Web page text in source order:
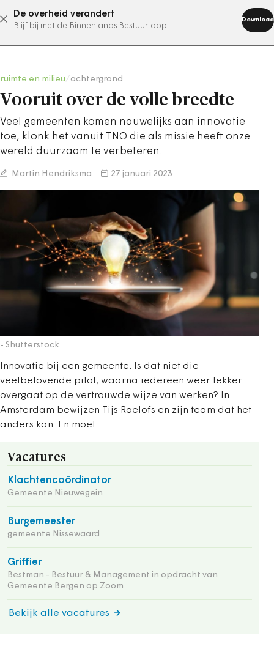
De overheid verandert
Blijf bij met de Binnenlands Bestuur app
Download
abonneer nu
ruimte en milieu achtergrond
Vooruit over de volle breedte
Veel gemeenten komen nauwelijks aan innovatie
toe, klonk het vanuit TNO die als missie heeft onze
wereld duurzaam te verbeteren.
Martin Hendriksma 27 januari 2023
- Shutterstock
Innovatie bij een gemeente. Is dat niet die
veelbelovende pilot, waarna iedereen weer lekker
overgaat op de vertrouwde wijze van werken? In
Amsterdam bewijzen Tijs Roelofs en zijn team dat het
anders kan. En moet.
Vacatures
Klachtencoördinator
Gemeente Nieuwegein
Burgemeester
gemeente Nissewaard
Griffier
Bestman - Bestuur & Management in opdracht van
Gemeente Bergen op Zoom
Bekijk alle vacatures